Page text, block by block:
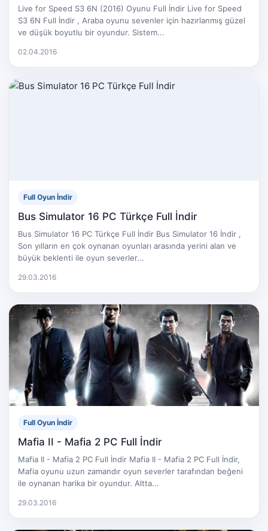
Live for Speed S3 6N (2016) Oyunu Full İndir Live for Speed
S3 6N Full İndir , Araba oyunu sevenler için hazırlanmış güzel
ve düşük boyutlu bir oyundur. Sistem...
02.04.2016
Full Oyun İndir
Bus Simulator 16 PC Türkçe Full İndir
Bus Simulator 16 PC Türkçe Full İndir Bus Simulator 16 İndir ,
Son yılların en çok oynanan oyunları arasında yerini alan ve
büyük beklenti ile oyun severler...
29.03.2016
Full Oyun İndir
Mafia II - Mafia 2 PC Full İndir
Mafia II - Mafia 2 PC Full İndir Mafia II - Mafia 2 PC Full İndir,
Mafia oyunu uzun zamandır oyun severler tarafından beğeni
ile oynanan harika bir oyundur. Altta...
29.03.2016